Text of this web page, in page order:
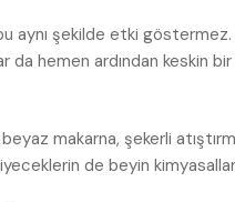
aynı şekilde etki
da hemen ardından keskin
makarna, şekerli
de beyin